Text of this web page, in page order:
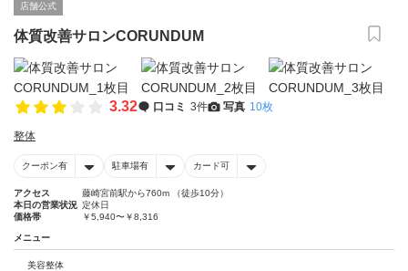
店舗公式
体質改善サロンCORUNDUM
3.32 口コミ 3件 写真 10枚
整体
クーポン有 駐車場有 カード可
アクセス
藤崎宮前駅から760m （徒歩10分）
本日の営業状況 定休日
価格帯
￥5,940〜￥8,316
メニュー
美容整体